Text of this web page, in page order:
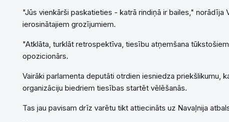
"Jūs vienkārši paskatieties - katrā rindiņā ir bailes,"
ierosinātajiem grozījumiem.
"Atklāta, turklāt retrospektīva, tiesību atņemšana
opozicionārs.
Vairāki parlamenta deputāti otrdien iesniedza priekšlikumu,
organizāciju biedriem tiesības startēt vēlēšanās.
Tas jau pavisam drīz varētu tikt attiecināts uz Navaļnija